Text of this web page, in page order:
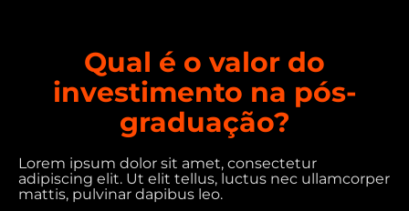
Qual é o valor do
investimento na pós-
graduação?
Lorem ipsum dolor sit amet, consectetur
adipiscing elit. Ut elit tellus, luctus nec ullamcorper
mattis, pulvinar dapibus leo.